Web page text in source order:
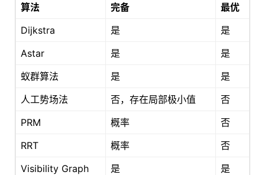
算法 完备
最优
Dijkstra
是
是
Astar
是
是
蚁群算法
是
是
人工势场法
否，存在局部极小值
否
PRM
概率
否
RRT
概率
否
Visibility Graph
是
是